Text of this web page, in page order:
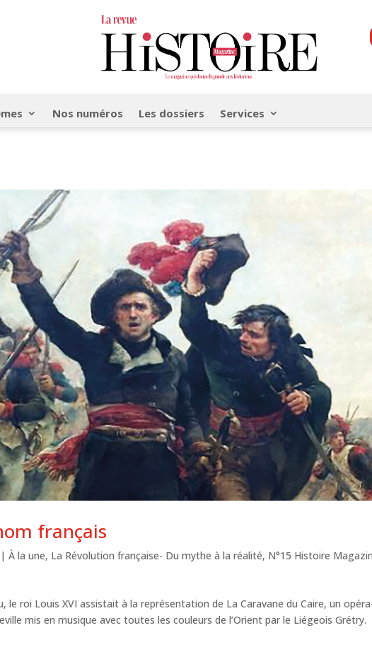
Nos numéros Les dossiers Services
français
|À la une, La Révolution française- Du mythe à la réalité, N°15 Histoire
le roi Louis XVI assistait à la représentation de La Caravane du Caire, un
mis en musique avec toutes les couleurs de l’Orient par le Liégeois Grétry.